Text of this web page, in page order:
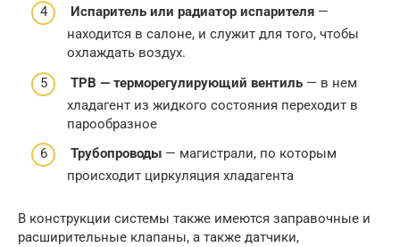
Испаритель или радиатор испарителя —
находится в салоне, и служит для того, чтобы
охлаждать воздух.
ТРВ — терморегулирующий вентиль — в нем
хладагент из жидкого состояния переходит в
парообразное
Трубопроводы — магистрали, по которым
происходит циркуляция хладагента
В конструкции системы также имеются заправочные и
расширительные клапаны, а также датчики,